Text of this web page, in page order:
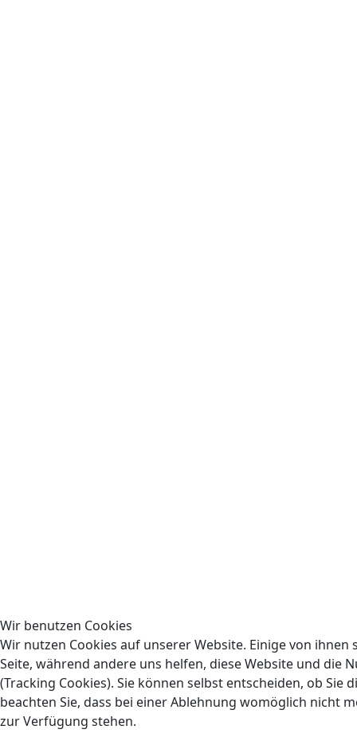
Wir benutzen Cookies
Wir nutzen Cookies auf unserer Website. Einige von
Seite, während andere uns helfen, diese Website und die
(Tracking Cookies). Sie können selbst entscheiden, ob Sie
beachten Sie, dass bei einer Ablehnung womöglich nicht
zur Verfügung stehen.